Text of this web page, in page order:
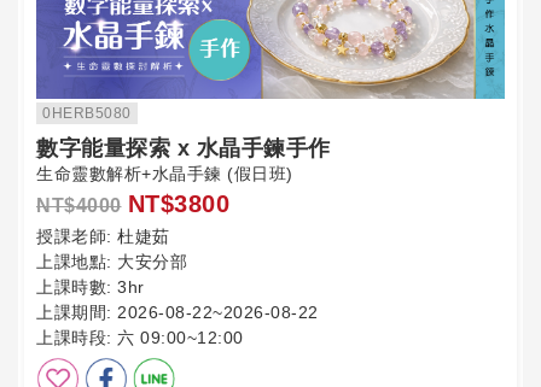
0HERB5080
數字能量探索 x 水晶手鍊手作
生命靈數解析+水晶手鍊 (假日班)
NT$4000 NT$3800
授課老師: 杜婕茹
上課地點: 大安分部
上課時數: 3hr
上課期間: 2026-08-22~2026-08-22
上課時段: 六 09:00~12:00